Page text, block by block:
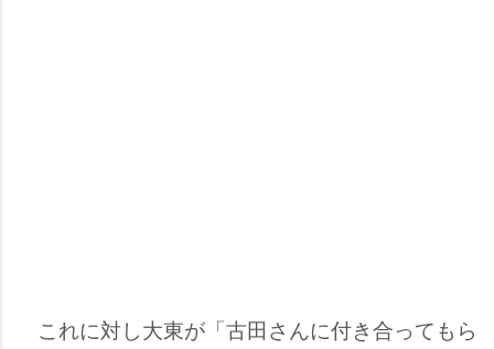
これに対し大東が「古田さんに付き合ってもら